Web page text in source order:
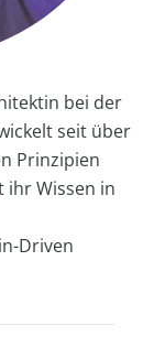
bei der
seit über
Prinzipien
ihr Wissen in
Driven